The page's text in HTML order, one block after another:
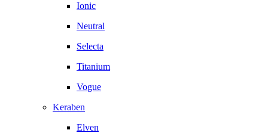
Ionic
Neutral
Selecta
Titanium
Vogue
Keraben
Elven